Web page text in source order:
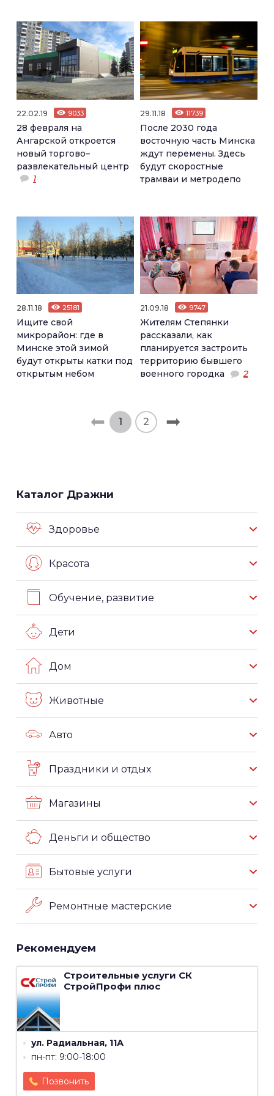
22.02.19 9033
28 февраля на
Ангарской откроется
новый торгово–
развлекательный центр
1
29.11.18 11739
После 2030 года
восточную часть Минска
ждут перемены. Здесь
будут скоростные
трамваи и метродепо
28.11.18 25181
Ищите свой
микрорайон: где в
Минске этой зимой
будут открыты катки под
открытым небом
21.09.18 9747
Жителям Степянки
рассказали, как
планируется застроить
территорию бывшего
военного городка
2
1 2
Каталог Дражни
Здоровье
Красота
Обучение, развитие
Дети
Дом
Животные
Авто
Праздники и отдых
Магазины
Деньги и общество
Бытовые услуги
Ремонтные мастерские
Рекомендуем
Строительные услуги СК
СтройПрофи плюс
ул. Радиальная, 11А
пн-пт: 9:00-18:00
Позвонить